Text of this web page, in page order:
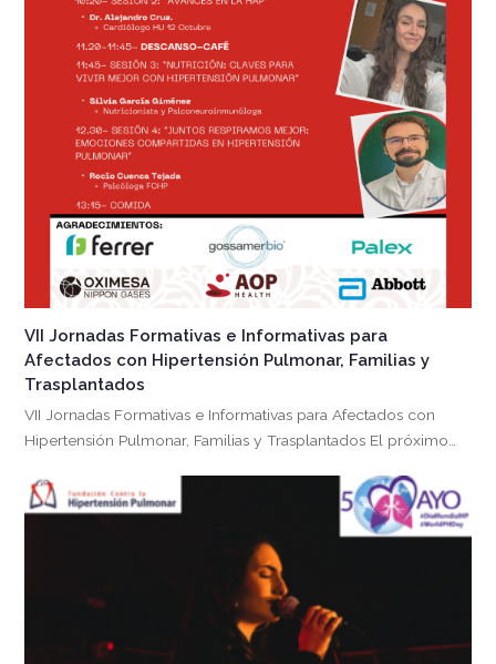
VII Jornadas Formativas e Informativas para
Afectados con Hipertensión Pulmonar, Familias y
Trasplantados
VII Jornadas Formativas e Informativas para Afectados con
Hipertensión Pulmonar, Familias y Trasplantados El próximo…